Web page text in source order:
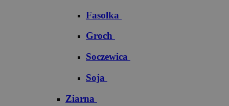
Fasolka
Groch
Soczewica
Soja
Ziarna